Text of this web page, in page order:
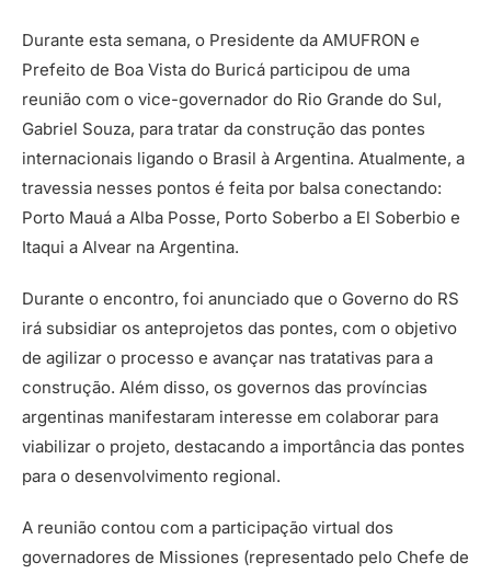
Durante esta semana, o Presidente da AMUFRON e
Prefeito de Boa Vista do Buricá participou de uma
reunião com o vice-governador do Rio Grande do Sul,
Gabriel Souza, para tratar da construção das pontes
internacionais ligando o Brasil à Argentina. Atualmente, a
travessia nesses pontos é feita por balsa conectando:
Porto Mauá a Alba Posse, Porto Soberbo a El Soberbio e
Itaqui a Alvear na Argentina.
Durante o encontro, foi anunciado que o Governo do RS
irá subsidiar os anteprojetos das pontes, com o objetivo
de agilizar o processo e avançar nas tratativas para a
construção. Além disso, os governos das províncias
argentinas manifestaram interesse em colaborar para
viabilizar o projeto, destacando a importância das pontes
para o desenvolvimento regional.
A reunião contou com a participação virtual dos
governadores de Missiones (representado pelo Chefe de